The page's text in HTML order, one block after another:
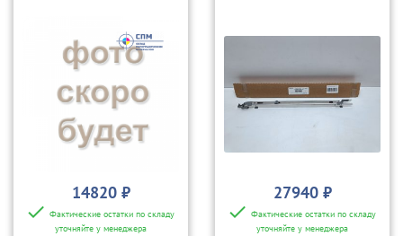
14820 ₽
Фактические остатки по складу
уточняйте у менеджера
27940 ₽
Фактические остатки по складу
уточняйте у менеджера